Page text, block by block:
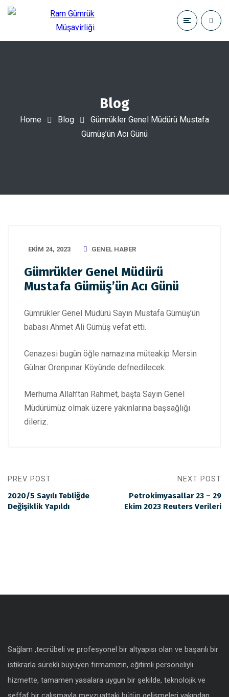
Blog
Home Blog
Gümrükler Genel Müdürü Mustafa
Gümüş’ün Acı Günü
EKIM 24, 2023 GENEL HABER
Gümrükler Genel Müdürü
Mustafa Gümüş’ün Acı Günü
Gümrükler Genel Müdürü Sayın Mustafa Gümüş’ün
babası Ahmet Ali Gümüş vefat etti.
Cenazesi bugün öğle namazına müteakip Mersin
Gülnar Örenpınar Köyünde defnedilecek.
Merhuma Allah’tan Rahmet, başta Sayın Genel
Müdürümüz olmak üzere yakınlarına başsağlığı
dileriz.
PREV POST
2020/5 Sayılı Tebliğde
Değişiklik Yapıldı
NEXT POST
Petrokimyasallar 23 – 29
Ekim 2023 Reuters Verileri
Sağlam ,tecrübeli ve profesyonel bir altyapısı olan ve başarılı bir
istikrarla sürekli büyüyen firmamızın, eğitimli personeliylı
hizmette, tamamen yasalara uygun bir şekilde, teknolojik ve